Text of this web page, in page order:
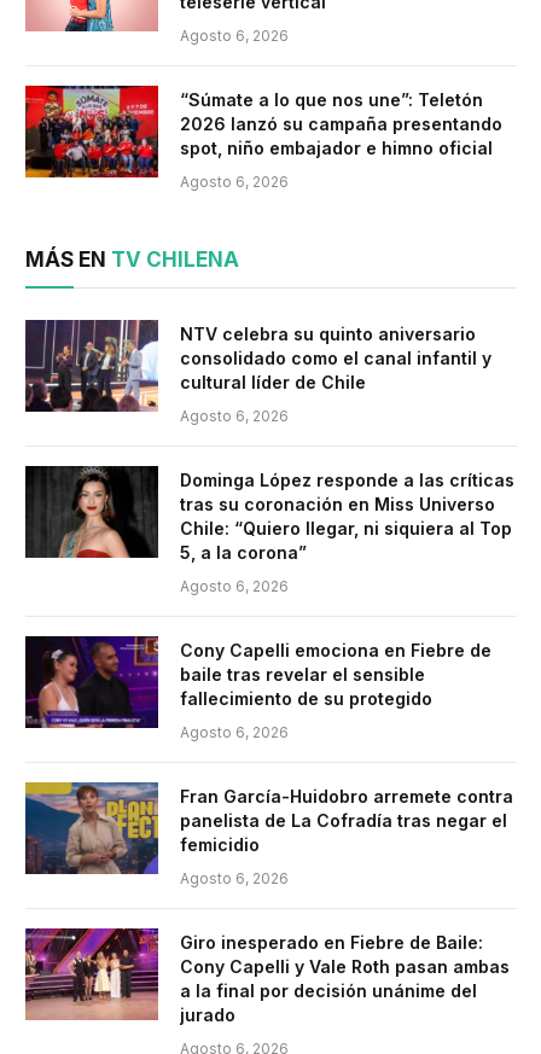
Agosto 6, 2026
“Súmate a lo que nos une”: Teletón
2026 lanzó su campaña presentando
spot, niño embajador e himno oficial
Agosto 6, 2026
MÁS EN TV CHILENA
NTV celebra su quinto aniversario
consolidado como el canal infantil y
cultural líder de Chile
Agosto 6, 2026
Dominga López responde a las críticas
tras su coronación en Miss Universo
Chile: “Quiero llegar, ni siquiera al Top
5, a la corona”
Agosto 6, 2026
Cony Capelli emociona en Fiebre de
baile tras revelar el sensible
fallecimiento de su protegido
Agosto 6, 2026
Fran García-Huidobro arremete contra
panelista de La Cofradía tras negar el
femicidio
Agosto 6, 2026
Giro inesperado en Fiebre de Baile:
Cony Capelli y Vale Roth pasan ambas
a la final por decisión unánime del
jurado
Agosto 6, 2026